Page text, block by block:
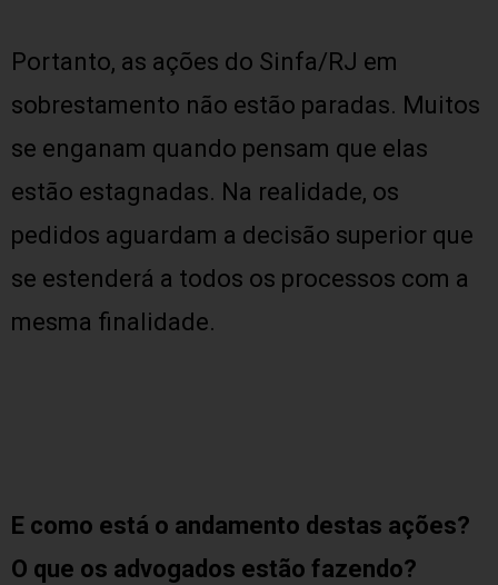
Portanto, as ações do Sinfa/RJ em
sobrestamento não estão paradas. Muitos
se enganam quando pensam que elas
estão estagnadas. Na realidade, os
pedidos aguardam a decisão superior que
se estenderá a todos os processos com a
mesma finalidade.
E como está o andamento destas ações?
O que os advogados estão fazendo?